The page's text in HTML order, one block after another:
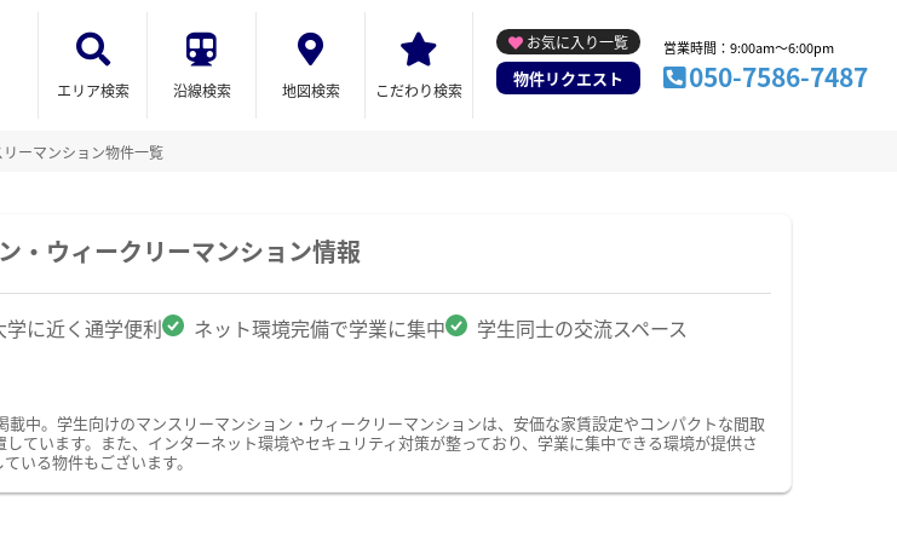
エリア検索 沿線検索 地図検索 こだわり検索
お気に入り一覧
物件リクエスト
営業時間：9:00am～6:00pm
050-7586-7487
ーマンション物件一覧
・ウィークリーマンション情報
学に近く通学便利 ネット環境完備で学業に集中
学生同士の交流スペース
中。学生向けのマンスリーマンション・ウィークリーマンションは、安価な家賃設定やコンパクトな間取
ています。また、インターネット環境やセキュリティ対策が整っており、学業に集中できる環境が提供さ
いる物件もございます。